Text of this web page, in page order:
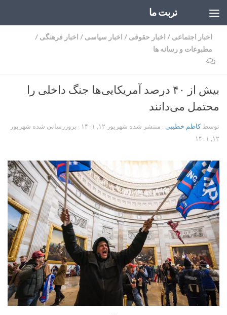
تربت ما
اخبار اجتماعی / اخبار حقوقی / اخبار سیاسی / اخبار فرهنگی /
مطبوعات و رسانه ها
۰
بیش از ۴۰ درصد آمریکایی‌ها جنگ داخلی را
محتمل می‌دانند
توسطکاظم خطیبی · منتشر شده شهریور ۱۲, ۱۴۰۱ · بروزرسانی شده شهریور
۱۲, ۱۴۰۱